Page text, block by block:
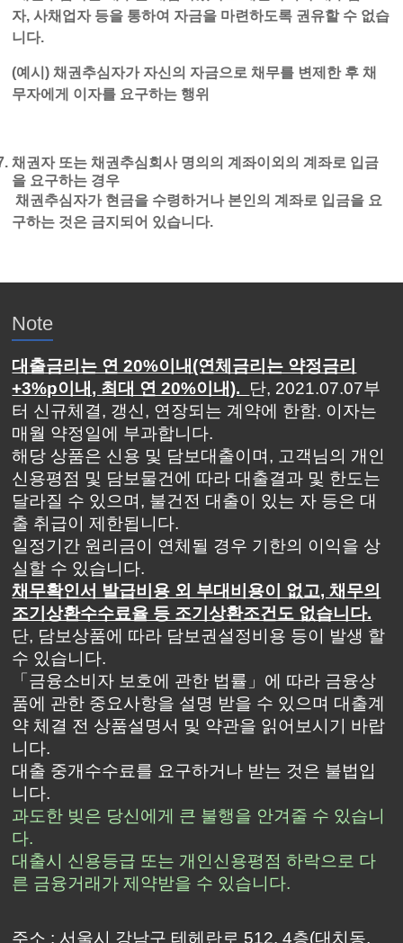
자, 사채업자 등을 통하여 자금을 마련하도록 권유할 수 없습
니다.
(예시) 채권추심자가 자신의 자금으로 채무를 변제한 후 채
무자에게 이자를 요구하는 행위
채권자 또는 채권추심회사 명의의 계좌이외의 계좌로 입금
을 요구하는 경우
채권추심자가 현금을 수령하거나 본인의 계좌로 입금을 요
구하는 것은 금지되어 있습니다.
Note
대출금리는 연 20%이내(연체금리는 약정금리
+3%p이내, 최대 연 20%이내). 단, 2021.07.07부
터 신규체결, 갱신, 연장되는 계약에 한함. 이자는
매월 약정일에 부과합니다.
해당 상품은 신용 및 담보대출이며, 고객님의 개인
신용평점 및 담보물건에 따라 대출결과 및 한도는
달라질 수 있으며, 불건전 대출이 있는 자 등은 대
출 취급이 제한됩니다.
일정기간 원리금이 연체될 경우 기한의 이익을 상
실할 수 있습니다.
채무확인서 발급비용 외 부대비용이 없고, 채무의
조기상환수수료율 등 조기상환조건도 없습니다.
단, 담보상품에 따라 담보권설정비용 등이 발생 할
수 있습니다.
「금융소비자 보호에 관한 법률」에 따라 금융상
품에 관한 중요사항을 설명 받을 수 있으며 대출계
약 체결 전 상품설명서 및 약관을 읽어보시기 바랍
니다.
대출 중개수수료를 요구하거나 받는 것은 불법입
니다.
과도한 빚은 당신에게 큰 불행을 안겨줄 수 있습니
다.
대출시 신용등급 또는 개인신용평점 하락으로 다
른 금융거래가 제약받을 수 있습니다.
주소 : 서울시 강남구 테헤란로 512, 4층(대치동,